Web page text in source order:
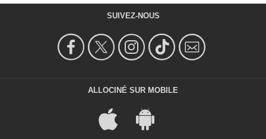
SUIVEZ-NOUS
ALLOCINÉ SUR MOBILE